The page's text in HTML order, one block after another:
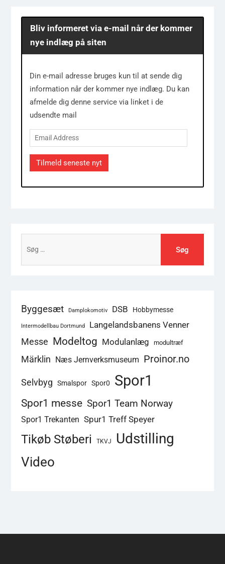
Bliv informeret via e-mail når der kommer
nye indlæg på siten
Din e-mail adresse bruges kun til at sende dig
information når der kommer nye indlæg. Du kan
afmelde dig denne service via linket i de
udsendte mail
Email
Address
Tilmeld seneste nyt
efter:
Byggesæt Damplokomotiv DSB Hobbymesse
Intermodellbau Dortmund
Langelandsbanens Venner
Messe Modeltog Modulanlæg modultræf
Märklin Næs Jernverksmuseum Proinor.no
Selvbyg Smalspor Spor0 Spor1
Spor1 messe Spor1 Team Norway
Spor1 Trekanten Spur1 Treff Speyer
Tikøb Støberi TKVJ Udstilling
Video